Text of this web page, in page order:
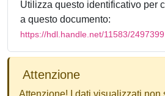
Utilizza questo identificativo per
a questo documento:
https://hdl.handle.net/11583/2497399
Attenzione
Attenzione! I dati visualizzati non